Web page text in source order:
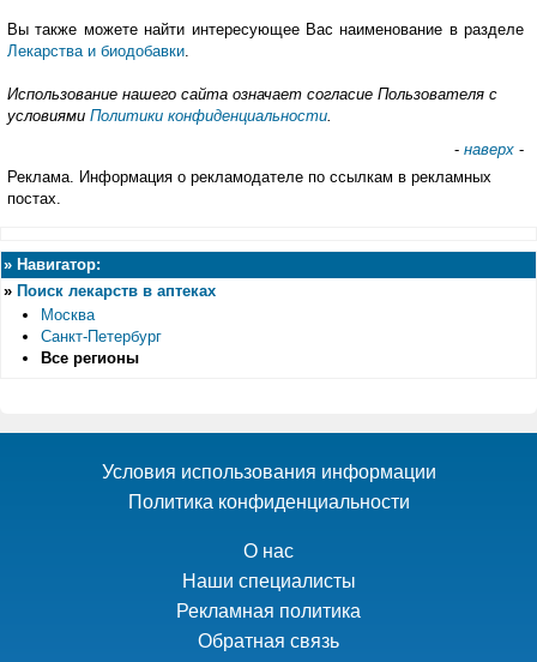
Вы также можете найти интересующее Вас наименование в разделе
Лекарства и биодобавки
Использование нашего сайта означает согласие Пользователя с
условиями Политики конфиденциальности
- наверх -
Реклама. Информация о рекламодателе по ссылкам в рекламных
постах.
» Навигатор:
» Поиск лекарств в аптеках
Москва
Санкт-Петербург
Все регионы
Условия использования информации
Политика конфиденциальности
О нас
Наши специалисты
Рекламная политика
Обратная связь